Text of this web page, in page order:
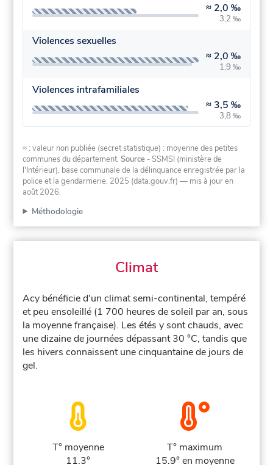
≈ 2,0 ‰
3,2 ‰
Violences sexuelles
≈ 2,0 ‰
1,9 ‰
Violences intrafamiliales
≈ 3,5 ‰
3,8 ‰
≈ : valeur non publiée (secret statistique) : moyenne des petites
communes du département.Source - SSMSI (ministère de
l'Intérieur), base communale de la délinquance enregistrée par la
police et la gendarmerie, 2025 (data.gouv.fr) — mis à jour en
août 2026.
Méthodologie
Climat
Acy bénéficie d'un climat semi-continental, tempéré
et peu ensoleillé (1 700 heures de soleil par an, sous
la moyenne française). Les étés y sont chauds, avec
une dizaine de journées dépassant 30 °C, tandis que
les hivers connaissent une cinquantaine de jours de
gel.
T° moyenne
11.3°
T° maximum
15.9° en moyenne